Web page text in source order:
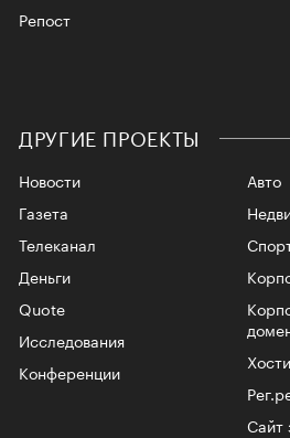
Репост
ДРУГИЕ ПРОЕКТЫ
Новости
Газета
Телеканал
Авто
Сайт
Деньги
Quote
Исследования
Конференции